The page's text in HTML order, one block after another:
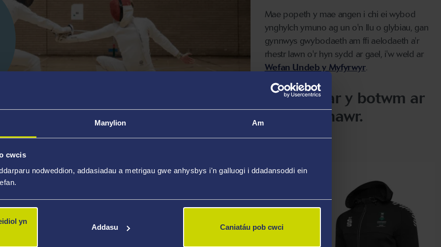
Manylion Am
cwcis
nodweddion, addasiadau a metrigau gwe anhysbys i'n galluogi i ddadansoddi ein
yn
Addasu Caniatáu pob cwci
Mae popeth y mae angen i chi ei wybod
ynghylch ymuno ag un o'n llu o glybiau, gan
gynnwys gwybodaeth am ffi aelodaeth a'r
rhestr lawn o'r hyn sydd ar gael, i'w weld ar
Wefan Undeb y Myfyrwyr.
Cliciwch ar y botwm ar
y chwith nawr.
yn gefnogwr Chwaraeon Prifysgol
am wisg hamdden o ansawdd
o siop Surridge Sport drwy
gwyrdd a gwyn gyda balchder.